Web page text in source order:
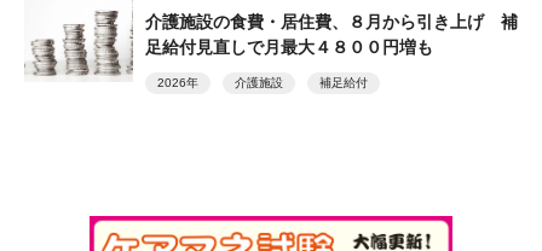
介護施設の食費・居住費、８月から引き上げ 補
足給付見直しで月最大４８００円増も
2026年 介護施設 補足給付